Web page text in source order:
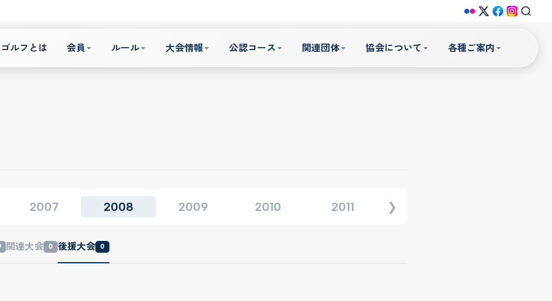
ルフとは 会員 ルール 大会情報 公認コース 関連団体 協会について 各種ご案内
2007 2008 2009 2010 2011 ❯
関連大会 0 後援大会 0